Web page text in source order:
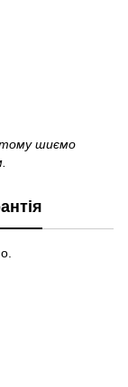
шиємо